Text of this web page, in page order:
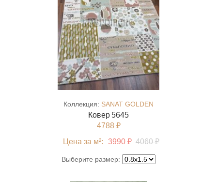
Коллекция: SANAT GOLDEN
Ковер 5645
4788 ₽
Цена за м²:
3990 ₽ 4060 ₽
Выберите размер: